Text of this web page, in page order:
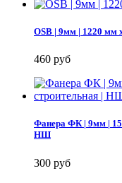
OSB | 9мм | 1220 мм
460 руб
Фанера ФК | 9мм |
НШ
300 руб